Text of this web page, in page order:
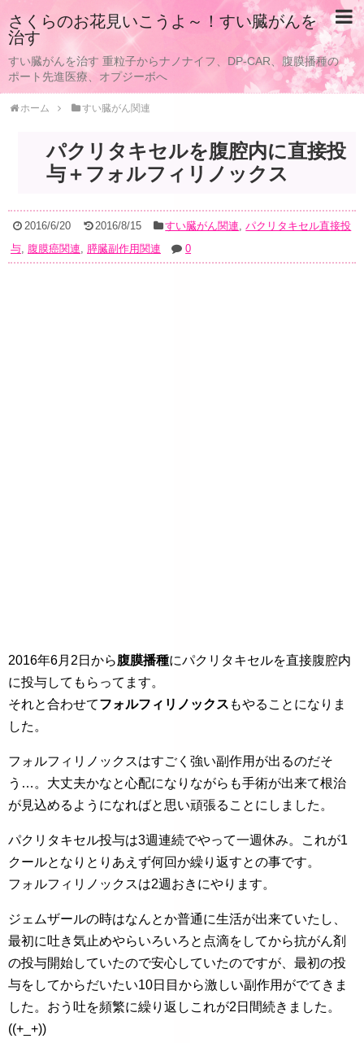
さくらのお花見いこうよ～！すい臓がんを
治す
すい臓がんを治す 重粒子からナノナイフ、DP-CAR、腹膜播種の
ポート先進医療、オプジーボへ
ホーム すい臓がん関連
パクリタキセルを腹腔内に直接投
与＋フォルフィリノックス
2016/6/20 2016/8/15 すい臓がん関連,パクリタキセル直接投
与, 腹膜癌関連, 膵臓副作用関連 0
2016年6月2日から腹膜播種にパクリタキセルを直接腹腔内
に投与してもらってます。
それと合わせてフォルフィリノックス もやることになりま
した。
フォルフィリノックスはすごく強い副作用が出るのだそ
う…。大丈夫かなと心配になりながらも手術が出来て根治
が見込めるようになればと思い頑張ることにしました。
パクリタキセル投与は3週連続でやって一週休み。これが1
クールとなりとりあえず何回か繰り返すとの事です。
フォルフィリノックスは2週おきにやります。
ジェムザールの時はなんとか普通に生活が出来ていたし、
最初に吐き気止めやらいろいろと点滴をしてから抗がん剤
の投与開始していたので安心していたのですが、最初の投
与をしてからだいたい10日目から激しい副作用がでてきま
した。おう吐を頻繁に繰り返しこれが2日間続きました。
((+_+))